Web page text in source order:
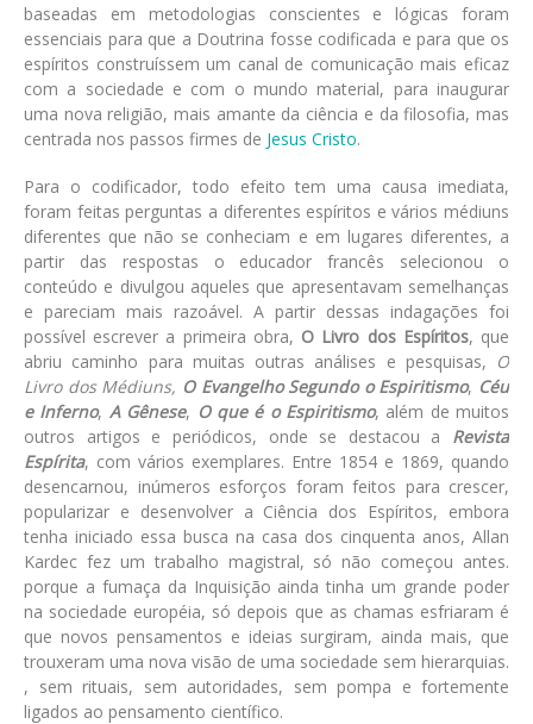
baseadas em metodologias conscientes e lógicas foram
essenciais para que a Doutrina fosse codificada e para que os
espíritos construíssem um canal de comunicação mais eficaz
com a sociedade e com o mundo material, para inaugurar
uma nova religião, mais amante da ciência e da filosofia, mas
centrada nos passos firmes de Jesus Cristo.
Para o codificador, todo efeito tem uma causa imediata,
foram feitas perguntas a diferentes espíritos e vários médiuns
diferentes que não se conheciam e em lugares diferentes, a
partir das respostas o educador francês selecionou o
conteúdo e divulgou aqueles que apresentavam semelhanças
e pareciam mais razoável. A partir dessas indagações foi
possível escrever a primeira obra, O Livro dos Espíritos, que
abriu caminho para muitas outras análises e pesquisas, O
Livro dos Médiuns, O Evangelho Segundo o Espiritismo, Céu
e Inferno, A Gênese, O que é o Espiritismo, além de muitos
outros artigos e periódicos, onde se destacou a Revista
Espírita, com vários exemplares. Entre 1854 e 1869, quando
desencarnou, inúmeros esforços foram feitos para crescer,
popularizar e desenvolver a Ciência dos Espíritos, embora
tenha iniciado essa busca na casa dos cinquenta anos, Allan
Kardec fez um trabalho magistral, só não começou antes.
porque a fumaça da Inquisição ainda tinha um grande poder
na sociedade européia, só depois que as chamas esfriaram é
que novos pensamentos e ideias surgiram, ainda mais, que
trouxeram uma nova visão de uma sociedade sem hierarquias.
, sem rituais, sem autoridades, sem pompa e fortemente
ligados ao pensamento científico.